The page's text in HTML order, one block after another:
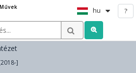
hu ?
]